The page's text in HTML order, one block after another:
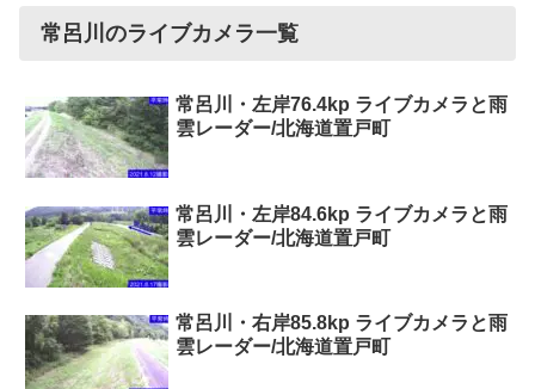
常呂川のライブカメラ一覧
常呂川・左岸76.4kp ライブカメラと雨
雲レーダー/北海道置戸町
常呂川・左岸84.6kp ライブカメラと雨
雲レーダー/北海道置戸町
常呂川・右岸85.8kp ライブカメラと雨
雲レーダー/北海道置戸町